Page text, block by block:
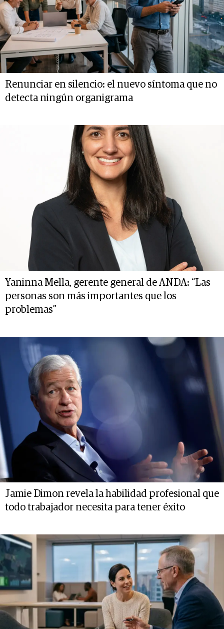
Renunciar en silencio: el nuevo síntoma que no
detecta ningún organigrama
Yaninna Mella, gerente general de ANDA: “Las
personas son más importantes que los
problemas”
Jamie Dimon revela la habilidad profesional que
todo trabajador necesita para tener éxito